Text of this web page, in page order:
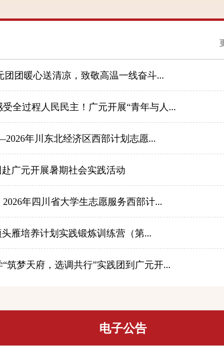
团团暖心送清凉，致敬高温一线奋斗...
全过程人民民主！广元开展“青年与人...
年川东北经济区西部计划志愿...
广元开展暑期社会实践活动
年四川省大学生志愿服务西部计...
雁培养计划实践锻炼训练营（第...
筑梦天府，选调共行”实践团到广元开...
电子公告